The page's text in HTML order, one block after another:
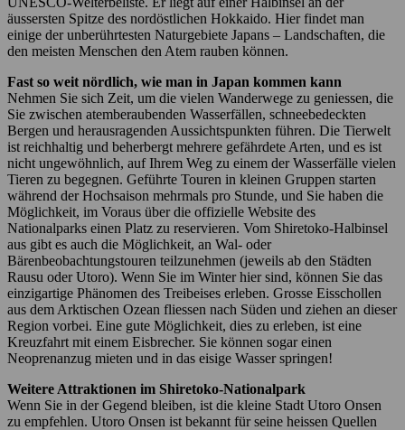
äussersten Spitze des nordöstlichen Hokkaido. Hier findet man
einige der unberührtesten Naturgebiete Japans – Landschaften, die
den meisten Menschen den Atem rauben können.
Fast so weit nördlich, wie man in Japan kommen kann
Nehmen Sie sich Zeit, um die vielen Wanderwege zu geniessen, die
Sie zwischen atemberaubenden Wasserfällen, schneebedeckten
Bergen und herausragenden Aussichtspunkten führen. Die Tierwelt
ist reichhaltig und beherbergt mehrere gefährdete Arten, und es ist
nicht ungewöhnlich, auf Ihrem Weg zu einem der Wasserfälle vielen
Tieren zu begegnen. Geführte Touren in kleinen Gruppen starten
während der Hochsaison mehrmals pro Stunde, und Sie haben die
Möglichkeit, im Voraus über die offizielle Website des
Nationalparks einen Platz zu reservieren. Vom Shiretoko-Halbinsel
aus gibt es auch die Möglichkeit, an Wal- oder
Bärenbeobachtungstouren teilzunehmen (jeweils ab den Städten
Rausu oder Utoro). Wenn Sie im Winter hier sind, können Sie das
einzigartige Phänomen des Treibeises erleben. Grosse Eisschollen
aus dem Arktischen Ozean fliessen nach Süden und ziehen an dieser
Region vorbei. Eine gute Möglichkeit, dies zu erleben, ist eine
Kreuzfahrt mit einem Eisbrecher. Sie können sogar einen
Neoprenanzug mieten und in das eisige Wasser springen!
Weitere Attraktionen im Shiretoko-Nationalpark
Wenn Sie in der Gegend bleiben, ist die kleine Stadt Utoro Onsen
zu empfehlen. Utoro Onsen ist bekannt für seine heissen Quellen